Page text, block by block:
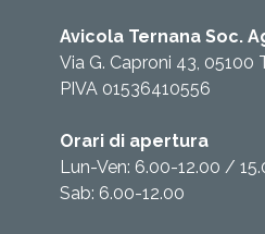
Avicola Ternana Soc.
Via G. Caproni 43, 05100
PIVA 01536410556
Orari di apertura
Lun-Ven: 6.00-12.00 /
Sab: 6.00-12.00